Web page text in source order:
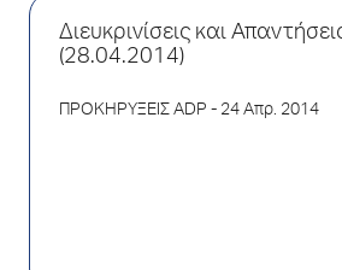
Διευκρινίσεις και
(28.04.2014)
ΠΡΟΚΗΡΥΞΕΙΣ ADP - 24 Απρ. 2014